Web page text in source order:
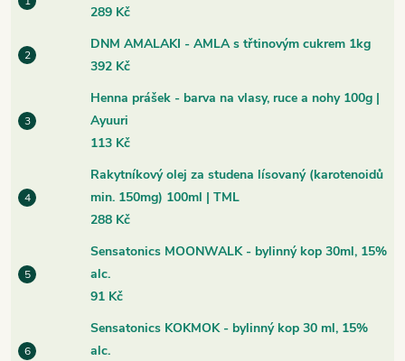
289 Kč
DNM AMALAKI - AMLA s třtinovým cukrem 1kg
392 Kč
Henna prášek - barva na vlasy, ruce a nohy 100g |
Ayuuri
113 Kč
Rakytníkový olej za studena lísovaný (karotenoidů
min. 150mg) 100ml | TML
288 Kč
Sensatonics MOONWALK - bylinný kop 30ml, 15%
alc.
91 Kč
Sensatonics KOKMOK - bylinný kop 30 ml, 15%
alc.